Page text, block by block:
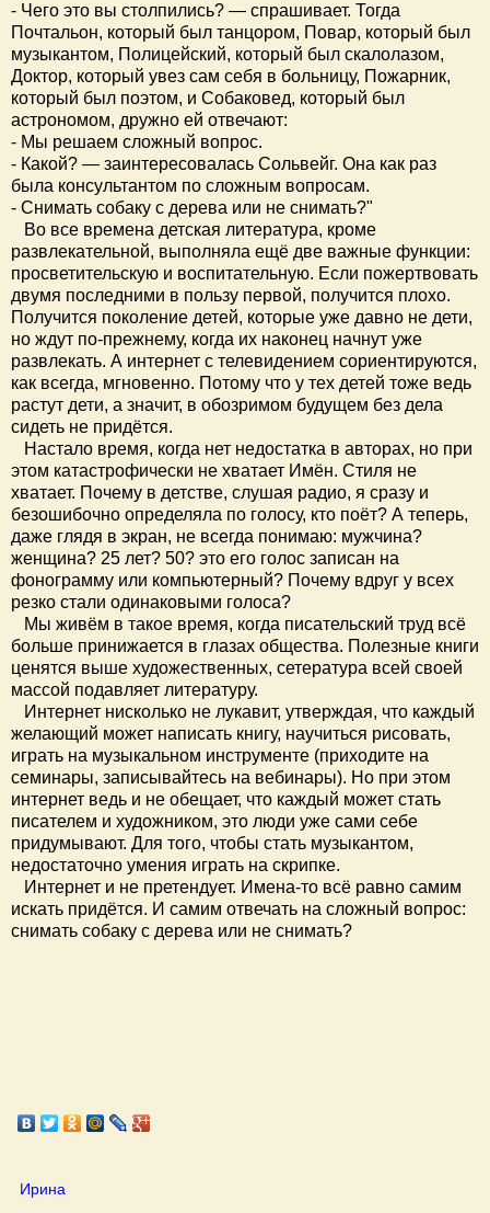
- Чего это вы столпились? — спрашивает. Тогда
Почтальон, который был танцором, Повар, который был
музыкантом, Полицейский, который был скалолазом,
Доктор, который увез сам себя в больницу, Пожарник,
который был поэтом, и Собаковед, который был
астрономом, дружно ей отвечают:
- Мы решаем сложный вопрос.
- Какой? — заинтересовалась Сольвейг. Она как раз
была консультантом по сложным вопросам.
- Снимать собаку с дерева или не снимать?"
Во все времена детская литература, кроме
развлекательной, выполняла ещё две важные функции:
просветительскую и воспитательную. Если пожертвовать
двумя последними в пользу первой, получится плохо.
Получится поколение детей, которые уже давно не дети,
но ждут по-прежнему, когда их наконец начнут уже
развлекать. А интернет с телевидением сориентируются,
как всегда, мгновенно. Потому что у тех детей тоже ведь
растут дети, а значит, в обозримом будущем без дела
сидеть не придётся.
Настало время, когда нет недостатка в авторах, но при
этом катастрофически не хватает Имён. Стиля не
хватает. Почему в детстве, слушая радио, я сразу и
безошибочно определяла по голосу, кто поёт? А теперь,
даже глядя в экран, не всегда понимаю: мужчина?
женщина? 25 лет? 50? это его голос записан на
фонограмму или компьютерный? Почему вдруг у всех
резко стали одинаковыми голоса?
Мы живём в такое время, когда писательский труд всё
больше принижается в глазах общества. Полезные книги
ценятся выше художественных, сетература всей своей
массой подавляет литературу.
Интернет нисколько не лукавит, утверждая, что каждый
желающий может написать книгу, научиться рисовать,
играть на музыкальном инструменте (приходите на
семинары, записывайтесь на вебинары). Но при этом
интернет ведь и не обещает, что каждый может стать
писателем и художником, это люди уже сами себе
придумывают. Для того, чтобы стать музыкантом,
недостаточно умения играть на скрипке.
Интернет и не претендует. Имена-то всё равно самим
искать придётся. И самим отвечать на сложный вопрос:
снимать собаку с дерева или не снимать?
Ирина